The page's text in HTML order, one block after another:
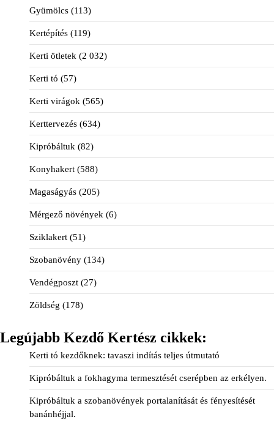
Gyümölcs (113)
Kertépítés (119)
Kerti ötletek (2 032)
Kerti tó (57)
Kerti virágok (565)
Kerttervezés (634)
Kipróbáltuk (82)
Konyhakert (588)
Magaságyás (205)
Mérgező növények (6)
Sziklakert (51)
Szobanövény (134)
Vendégposzt (27)
Zöldség (178)
Legújabb Kezdő Kertész cikkek:
Kerti tó kezdőknek: tavaszi indítás teljes útmutató
Kipróbáltuk a fokhagyma termesztését cserépben az erkélyen.
Kipróbáltuk a szobanövények portalanítását és fényesítését
banánhéjjal.